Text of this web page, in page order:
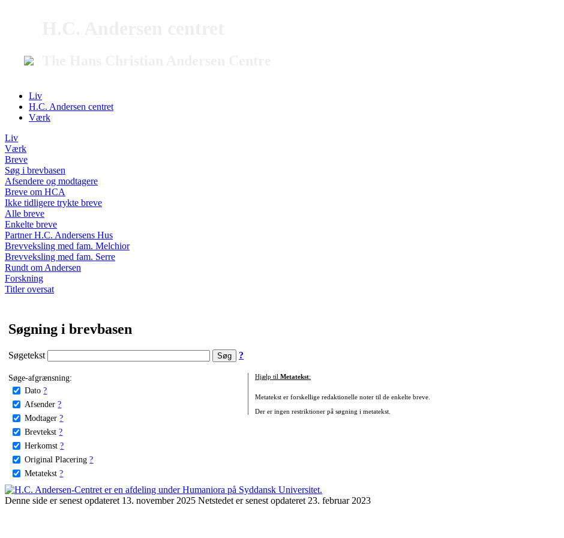
Liv
H.C. Andersen centret
Værk
Liv
Værk
Breve
Søg i brevbasen
Afsendere og modtagere
Breve om HCA
Ikke tidligere trykte breve
Alle breve
Enkelte breve
Partner H.C. Andersens Hus
Brevveksling med fam. Melchior
Brevveksling med fam. Serre
Rundt om Andersen
Forskning
Titler oversat
Søgning i brevbasen
Søgetekst ?
Søge-afgrænsning:
Dato ?
Afsender ?
Modtager ?
Brevtekst ?
Herkomst ?
Original Placering ?
Metatekst ?
Hjælp til Metatekst:
Metatekst er forskellige redaktionelle noter til de enkelte breve.
Der er ingen restriktioner på søgning i metatekst.
Denne side er senest opdateret 13. november 2025 Netstedet er senest opdateret 23. februar 2023